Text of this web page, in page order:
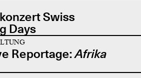
Swiss
Days
Reportage:Afrika